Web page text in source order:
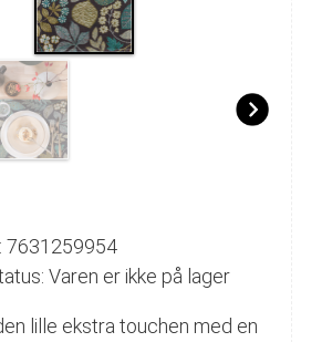
7631259954
Varen er ikke på lager
lille ekstra touchen med en